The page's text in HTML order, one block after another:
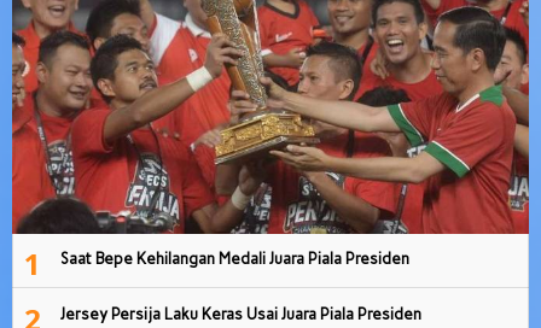
1 Saat Bepe Kehilangan Medali Juara Piala Presiden
2 Jersey Persija Laku Keras Usai Juara Piala Presiden